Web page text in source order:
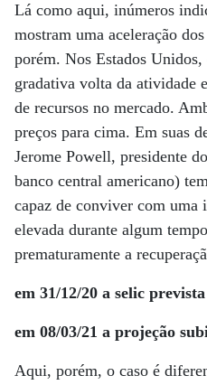
Lá como aqui, inúmeros
mostram uma aceleração
porém. Nos Estados Unidos,
gradativa volta da atividade
de recursos no mercado.
preços para cima. Em suas
Jerome Powell, presidente
banco central americano)
capaz de conviver com uma
elevada durante algum
prematuramente a
em 31/12/20 a selic
em 08/03/21 a projeção
Aqui, porém, o caso é